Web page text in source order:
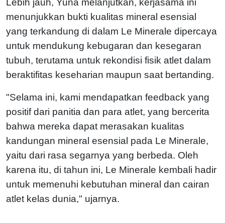
Lebih jauh, Yuna melanjutkan, kerjasama ini
menunjukkan bukti kualitas mineral esensial
yang terkandung di dalam Le Minerale dipercaya
untuk mendukung kebugaran dan kesegaran
tubuh, terutama untuk rekondisi fisik atlet dalam
beraktifitas keseharian maupun saat bertanding.
"Selama ini, kami mendapatkan feedback yang
positif dari panitia dan para atlet, yang bercerita
bahwa mereka dapat merasakan kualitas
kandungan mineral esensial pada Le Minerale,
yaitu dari rasa segarnya yang berbeda. Oleh
karena itu, di tahun ini, Le Minerale kembali hadir
untuk memenuhi kebutuhan mineral dan cairan
atlet kelas dunia," ujarnya.